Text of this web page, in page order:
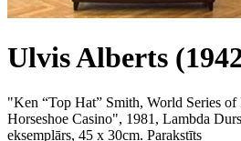
Ulvis Alberts
"Ken “Top Hat” Smith, World Series of
Horseshoe Casino", 1981, Lambda
eksemplārs, 45 x 30cm. Parakstīts